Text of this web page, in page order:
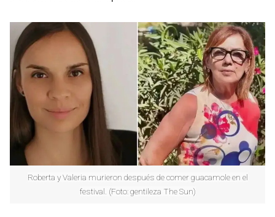
Roberta y Valeria murieron después de comer guacamole en el
festival. (Foto: gentileza The Sun)